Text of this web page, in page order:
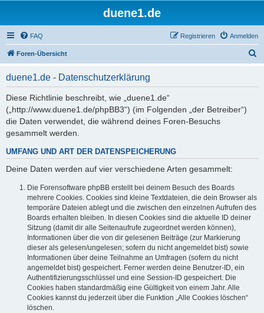
duene1.de
FAQ Anmelden
Registrieren
Foren-Übersicht
duene1.de - Datenschutzerklärung
Diese Richtlinie beschreibt, wie „duene1.de“
(„http://www.duene1.de/phpBB3“) (im Folgenden „der Betreiber“)
die Daten verwendet, die während deines Foren-Besuchs
gesammelt werden.
UMFANG UND ART DER DATENSPEICHERUNG
Deine Daten werden auf vier verschiedene Arten gesammelt:
Die Forensoftware phpBB erstellt bei deinem Besuch des Boards
mehrere Cookies. Cookies sind kleine Textdateien, die dein Browser als
temporäre Dateien ablegt und die zwischen den einzelnen Aufrufen des
Boards erhalten bleiben. In diesen Cookies sind die aktuelle ID deiner
Sitzung (damit dir alle Seitenaufrufe zugeordnet werden können),
Informationen über die von dir gelesenen Beiträge (zur Markierung
dieser als gelesen/ungelesen; sofern du nicht angemeldet bist) sowie
Informationen über deine Teilnahme an Umfragen (sofern du nicht
angemeldet bist) gespeichert. Ferner werden deine Benutzer-ID, ein
Authentifizierungsschlüssel und eine Session-ID gespeichert. Die
Cookies haben standardmäßig eine Gültigkeit von einem Jahr. Alle
Cookies kannst du jederzeit über die Funktion „Alle Cookies löschen“
löschen.